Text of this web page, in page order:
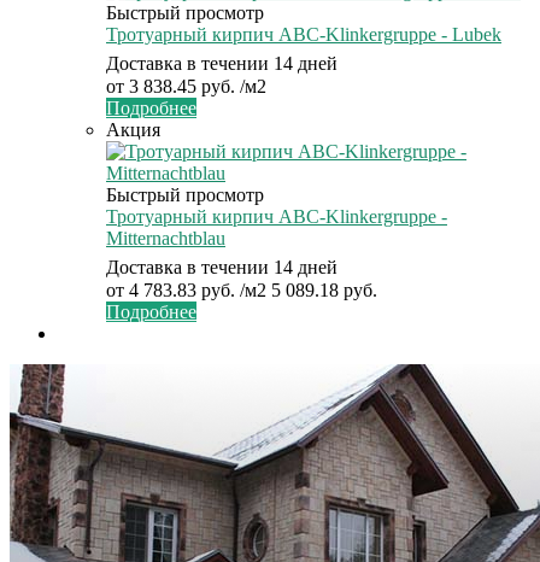
Быстрый просмотр
Тротуарный кирпич ABC-Klinkergruppe - Lubek
Доставка в течении 14 дней
от 3 838.45 руб. /м2
Подробнее
Акция
Быстрый просмотр
Тротуарный кирпич ABC-Klinkergruppe -
Mitternachtblau
Доставка в течении 14 дней
от 4 783.83 руб. /м2 5 089.18 руб.
Подробнее